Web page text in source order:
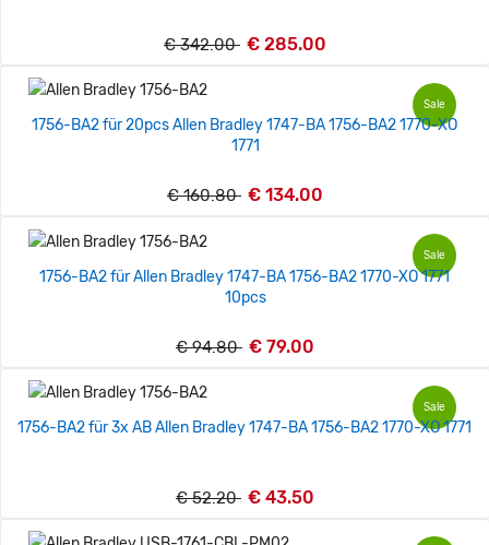
€ 342.00 € 285.00
Sale
1756-BA2 für 20pcs Allen Bradley 1747-BA 1756-BA2 1770-XO
1771
€ 160.80 € 134.00
Sale
1756-BA2 für Allen Bradley 1747-BA 1756-BA2 1770-XO 1771
10pcs
€ 94.80 € 79.00
Sale
1756-BA2 für 3x AB Allen Bradley 1747-BA 1756-BA2 1770-XO 1771
€ 52.20 € 43.50